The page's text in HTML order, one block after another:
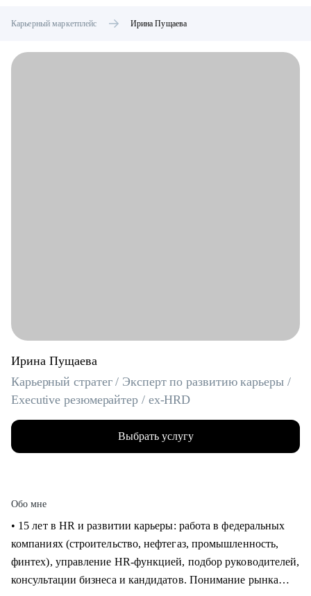
Карьерный маркетплейс Ирина Пущаева
Ирина Пущаева
Карьерный стратег / Эксперт по развитию карьеры /
Executive резюмерайтер / ex-HRD
Выбрать услугу
Обо мне
• 15 лет в HR и развитии карьеры: работа в федеральных
компаниях (строительство, нефтегаз, промышленность,
финтех), управление HR-функцией, подбор руководителей,
консультации бизнеса и кандидатов. Понимание рынка